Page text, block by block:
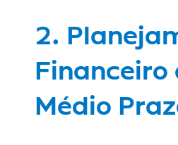
2.
Financeiro
Médio